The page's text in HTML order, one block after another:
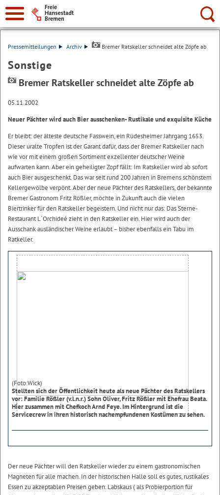
Suche:
Pressemitteilungen Archiv Bremer Ratskeller schneidet alte Zöpfe ab
Sonstige
Bremer Ratskeller schneidet alte Zöpfe ab
05.11.2002
Neuer Pächter wird auch Bier ausschenken- Rustikale und exquisite Küche
Er bleibt: der älteste deutsche Fasswein, ein Rüdesheimer Jahrgang 1653.
Dieser uralte Tropfen ist der Garant dafür, dass der Bremer Ratskeller nach
wie vor mit einem großen Sortiment exzellenter deutscher Weine
aufwarten kann. Aber ein geheiligter Zopf fällt: Im Ratskeller wird ab sofort
auch Bier ausgeschenkt. Das war seit rund 200 Jahren in Bremens schönstem
Kellergewölbe verpönt. Aber der neue Pächter des Ratskellers, der bekannte
Bremer Gastronom Fritz Rößler, möchte in Zukunft auch die vielen
Biertrinker für den Ratskeller begeistern. Und nicht nur das: Das Sterne-
Restaurant L`Orchideé zieht in den Ratskeller ein. Hier wird auch der
Ausschank ausländischer Weine erlaubt – bisher ebenfalls ein Tabu im
Ratkeller.
(Foto:Wick)
Stellten sich der Öffentlichkeit heute als neue Pächter des Ratskellers
vor: Familie Rößler (v.l.n.r.) Sohn Oliver, Fritz Rößler mit Ehefrau Beata.
Hier zusammen mit Chefkoch Arnd Feye. Im Hintergrund ist die
Servicecrew in ihren historisch nachempfundenen Kostümen zu sehen.
Der neue Pächter will den Ratskeller wieder zu einem gastronomischen
Magneten für alle machen. In der historischen Halle soll es gutes, rustikales
Essen zu akzeptablen Preisen geben. Labskaus ( als Probierportion für